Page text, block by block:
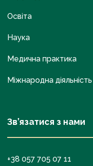
Освіта
Наука
Медична практика
Міжнародна діяльність
Зв’язатися з нами
+38 057 705 07 11